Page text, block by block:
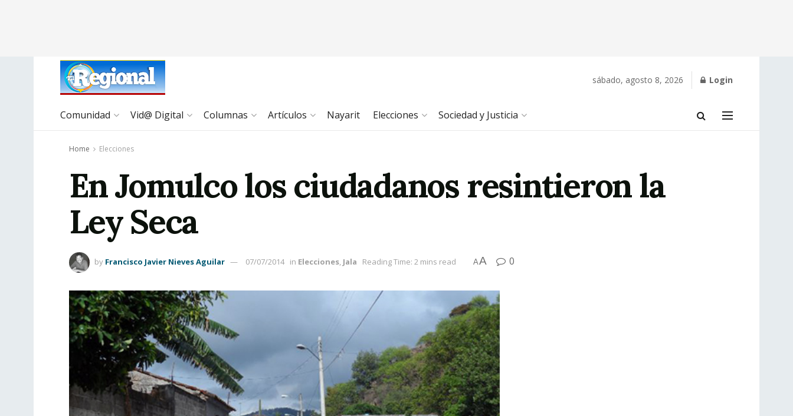
sábado, agosto 8, 2026 Login
Comunidad Vid@ Digital Columnas Artículos Nayarit Elecciones Sociedad y Justicia
Home Elecciones
En Jomulco los ciudadanos resintieron la
Ley Seca
by Francisco Javier Nieves Aguilar 07/07/2014 in Elecciones, Jala Reading Time: 2 mins read AA 0